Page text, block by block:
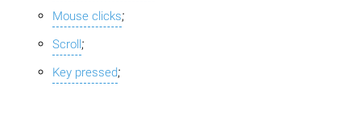
Mouse clicks;
Scroll;
Key pressed;